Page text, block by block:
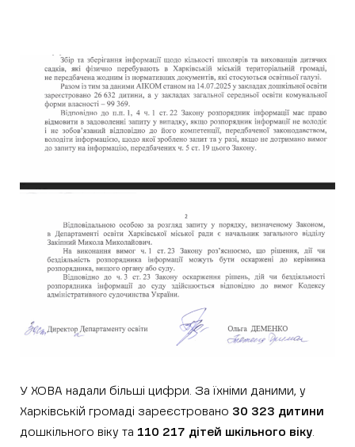
У ХОВА надали більші цифри. За їхніми даними, у
Харківській громаді зареєстровано 30 323 дитини
дошкільного віку та 110 217 дітей шкільного віку